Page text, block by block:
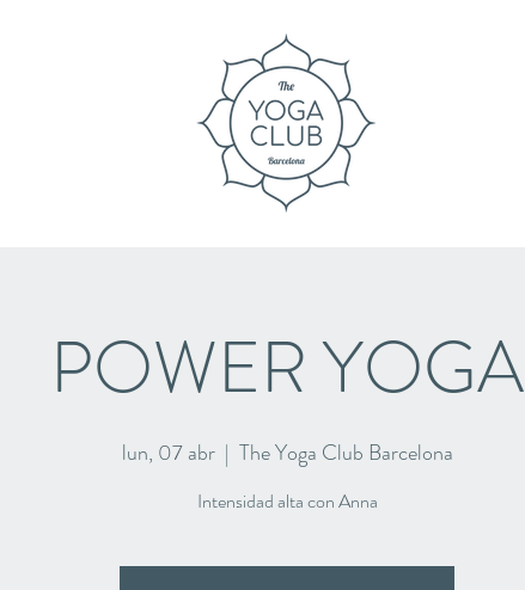
POWER YOGA
lun, 07 abr
  |
The Yoga Club Barcelona
Intensidad alta con Anna